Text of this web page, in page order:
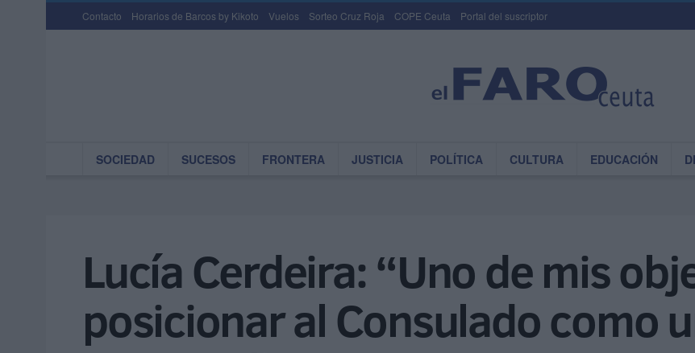
Contacto Horarios de Barcos by Kikoto Vuelos Sorteo Cruz Roja COPE Ceuta Portal del suscriptor
SOCIEDAD SUCESOS FRONTERA JUSTICIA POLÍTICA CULTURA EDUCACIÓN
Lucía Cerdeira: “Uno de mis
posicionar al Consulado como